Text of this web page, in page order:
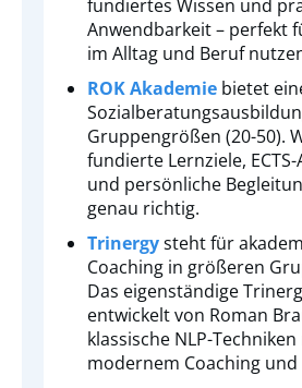
fundiertes Wissen und
Anwendbarkeit – perfekt
im Alltag und Beruf
ROK Akademie bietet
Gruppengrößen (20-50).
fundierte Lernziele,
und persönliche
genau richtig.
Trinergysteht für
Coaching in größeren
Das eigenständige
entwickelt von Roman
klassische NLP-
modernem Coaching